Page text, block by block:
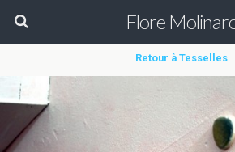
Flore
Retour à Tesselles